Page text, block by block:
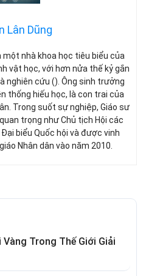
Lân Dũng
một nhà khoa học tiêu biểu của
vật học, với hơn nửa thế kỷ gắn
nghiên cứu (). Ông sinh trưởng
thống hiếu học, là con trai của
Trong suốt sự nghiệp, Giáo sư
trọng như Chủ tịch Hội các
biểu Quốc hội và được vinh
Nhân dân vào năm 2010.
Trong Thế Giới Giải